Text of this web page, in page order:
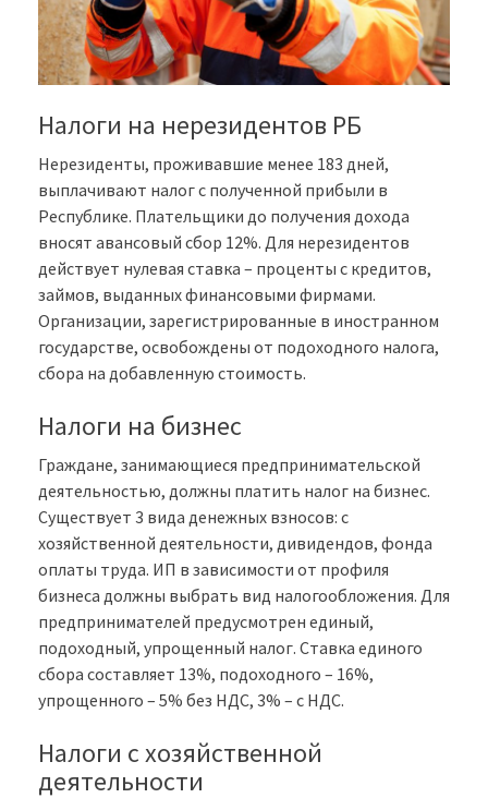
Налоги на нерезидентов РБ
Нерезиденты, проживавшие менее 183 дней,
выплачивают налог с полученной прибыли в
Республике. Плательщики до получения дохода
вносят авансовый сбор 12%. Для нерезидентов
действует нулевая ставка – проценты с кредитов,
займов, выданных финансовыми фирмами.
Организации, зарегистрированные в иностранном
государстве, освобождены от подоходного налога,
сбора на добавленную стоимость.
Налоги на бизнес
Граждане, занимающиеся предпринимательской
деятельностью, должны платить налог на бизнес.
Существует 3 вида денежных взносов: с
хозяйственной деятельности, дивидендов, фонда
оплаты труда. ИП в зависимости от профиля
бизнеса должны выбрать вид налогообложения. Для
предпринимателей предусмотрен единый,
подоходный, упрощенный налог. Ставка единого
сбора составляет 13%, подоходного – 16%,
упрощенного – 5% без НДС, 3% – с НДС.
Налоги с хозяйственной
деятельности